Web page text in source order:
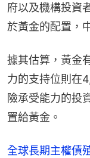
府以及機構投資
於黃金的配置，
據其估算，黃金
力的支持位則在
險承受能力的投
置給黃金。
全球長期主權債